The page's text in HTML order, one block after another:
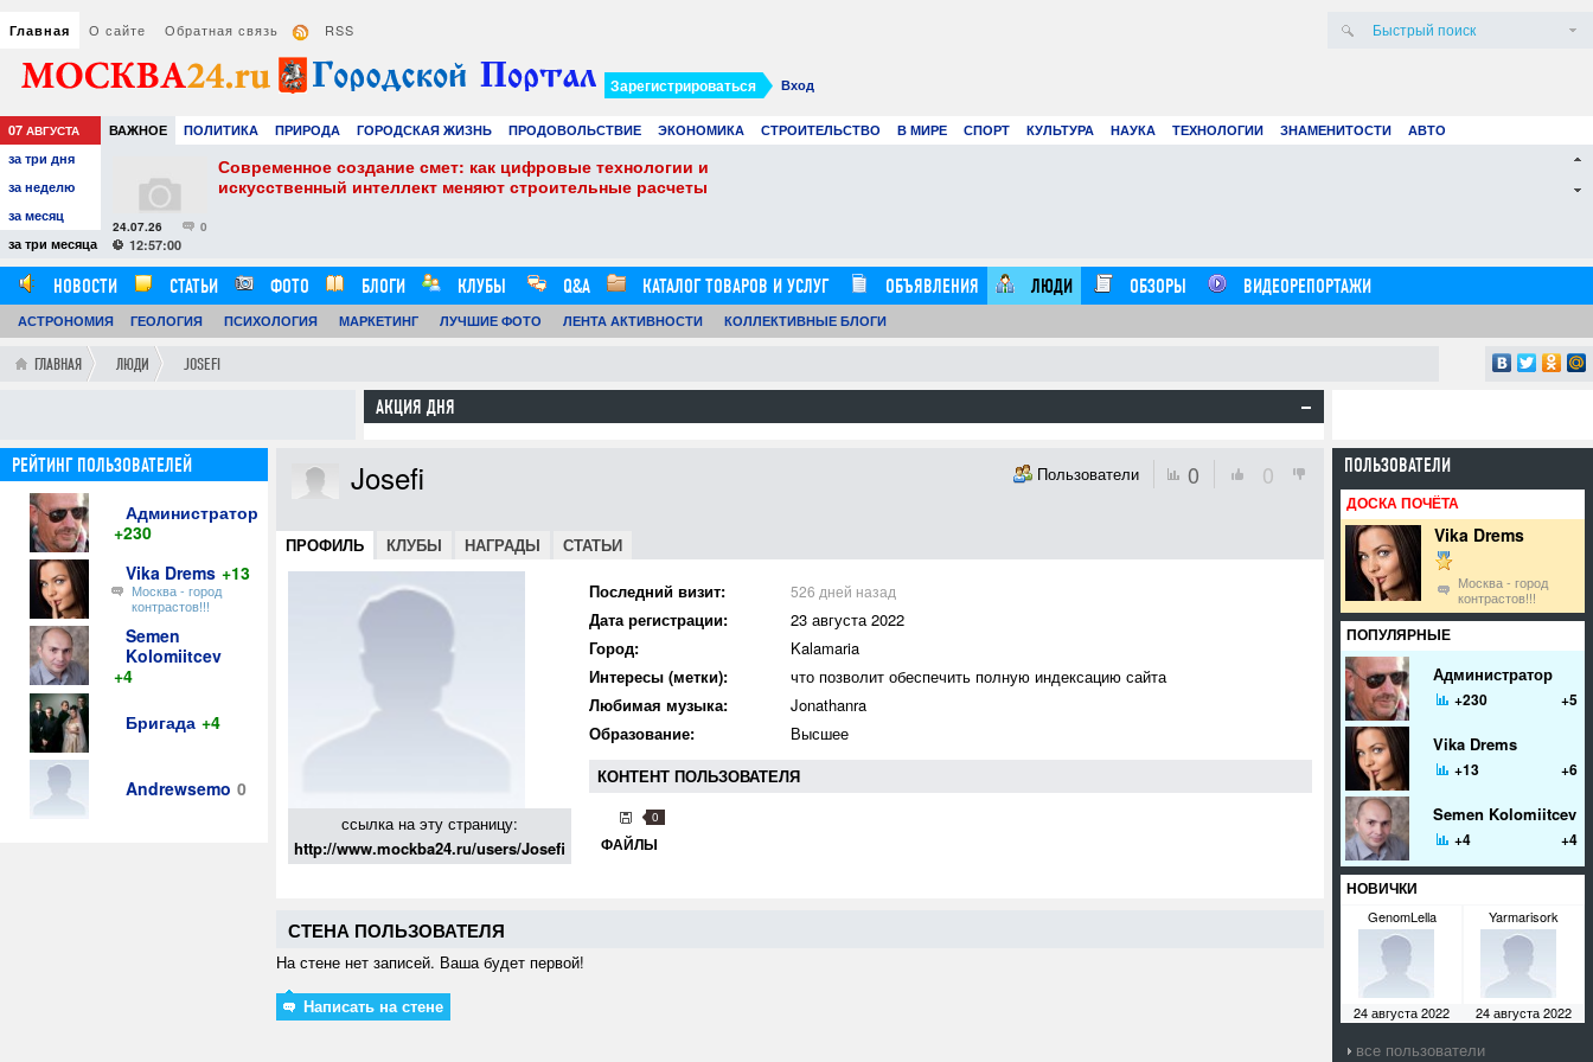
Главная О сайте Обратная связь RSS
Вход
Зарегистрироваться
07 АВГУСТА ВАЖНОЕ ПОЛИТИКА ПРИРОДА ГОРОДСКАЯ ЖИЗНЬ ПРОДОВОЛЬСТВИЕ ЭКОНОМИКА СТРОИТЕЛЬСТВО В МИРЕ СПОРТ КУЛЬТУРА НАУКА ТЕХНОЛОГИИ ЗНАМЕНИТОСТИ
АВТО
РАЗВЛЕЧЕНИЯ И ОТДЫХ
за три дня
за неделю
за месяц
за три месяца
и
0
24.07.26
12:57:00
Современное создание смет: как цифровые технологии и
искусственный интеллект меняют строительные расчеты
НОВОСТИ СТАТЬИ ФОТО БЛОГИ КЛУБЫ Q&A КАТАЛОГ ТОВАРОВ И УСЛУГ ОБЪЯВЛЕНИЯ ЛЮДИ ОБЗОРЫ ВИДЕОРЕПОРТАЖИ
АСТРОНОМИЯ ГЕОЛОГИЯ ПСИХОЛОГИЯ МАРКЕТИНГ ЛУЧШИЕ ФОТО ЛЕНТА АКТИВНОСТИ КОЛЛЕКТИВНЫЕ БЛОГИ
ГЛАВНАЯ ЛЮДИ JOSEFI
АКЦИЯ ДНЯ
0
0
Пользователи
Josefi
ПРОФИЛЬ КЛУБЫ НАГРАДЫ СТАТЬИ
ссылка на эту страницу:
http://www.mockba24.ru/users/Josefi
Последний визит: 526 дней назад
Дата регистрации:
23 августа 2022
Город:
Kalamaria
Интересы (метки):
что позволит обеспечить полную индексацию сайта
Любимая музыка:
Jonathanra
Образование:
Высшее
КОНТЕНТ ПОЛЬЗОВАТЕЛЯ
0
ФАЙЛЫ
СТЕНА ПОЛЬЗОВАТЕЛЯ
На стене нет записей. Ваша будет первой!
Написать на стене
РЕЙТИНГ ПОЛЬЗОВАТЕЛЕЙ
Администратор
+230
Vika Drems +13
Москва - город
контрастов!!!
Semen
Kolomiitcev
+4
Бригада +4
Andrewsemo 0
ПОЛЬЗОВАТЕЛИ
ДОСКА ПОЧЁТА
Vika Drems
Москва - город
контрастов!!!
ПОПУЛЯРНЫЕ
Администратор
+230 +5
Vika Drems
+13 +6
Semen Kolomiitcev
+4 +4
НОВИЧКИ
GenomLella
24 августа 2022
Yarmarisork
24 августа 2022
все пользователи